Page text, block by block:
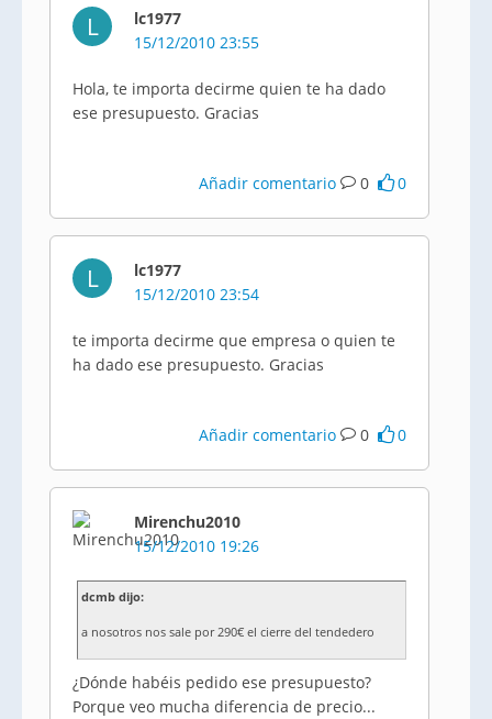
L
lc1977
15/12/2010 23:55
Hola, te importa decirme quien te ha dado
ese presupuesto. Gracias
Añadir comentario 0 0
L
lc1977
15/12/2010 23:54
te importa decirme que empresa o quien te
ha dado ese presupuesto. Gracias
Añadir comentario 0 0
Mirenchu2010
15/12/2010 19:26
dcmb dijo:
a nosotros nos sale por 290€ el cierre del tendedero
¿Dónde habéis pedido ese presupuesto?
Porque veo mucha diferencia de precio...